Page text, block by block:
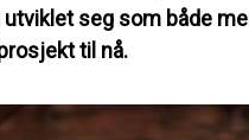
seg som både
til nå.